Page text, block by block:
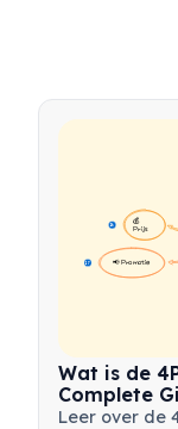
💰
Prijs
16
📢 Promotie
17
Wat is de
Complete
Leer over de